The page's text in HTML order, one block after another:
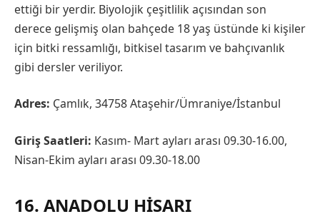
ettiği bir yerdir. Biyolojik çeşitlilik açısından son
derece gelişmiş olan bahçede 18 yaş üstünde ki kişiler
için bitki ressamlığı, bitkisel tasarım ve bahçıvanlık
gibi dersler veriliyor.
Adres: Çamlık, 34758 Ataşehir/Ümraniye/İstanbul
Giriş Saatleri: Kasım- Mart ayları arası 09.30-16.00,
Nisan-Ekim ayları arası 09.30-18.00
16. ANADOLU HISARI